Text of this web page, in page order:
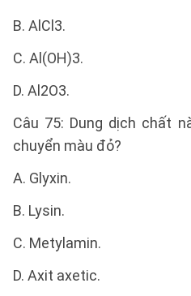
B. AlCl3.
C. Al(OH)3.
D. Al2O3.
Câu 75: Dung dịch chất
chuyển màu đỏ?
A. Glyxin.
B. Lysin.
C. Metylamin.
D. Axit axetic.